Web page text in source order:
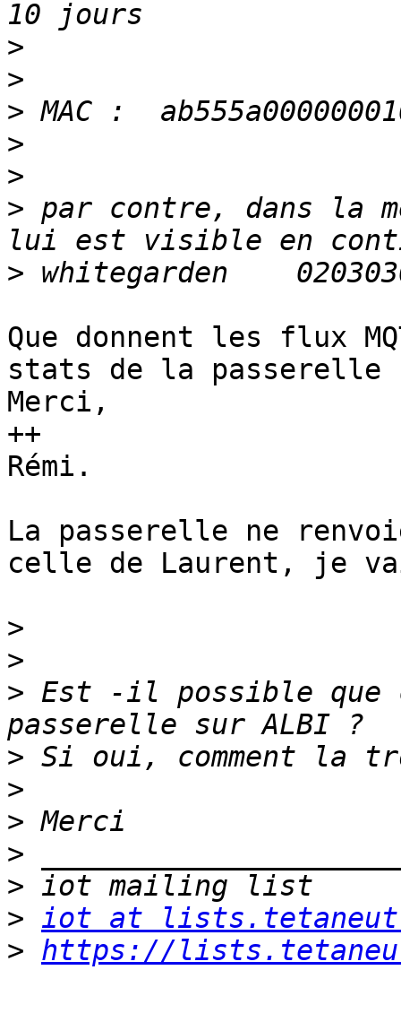
>
>
>
>
>
> par contre, dans la
>
Que donnent les flux
stats de la passerelle
Merci,
++
Rémi.
La passerelle ne
celle de Laurent, je
>
>
> Est -il possible que
>
>
>
>
>
> iot at
> https://